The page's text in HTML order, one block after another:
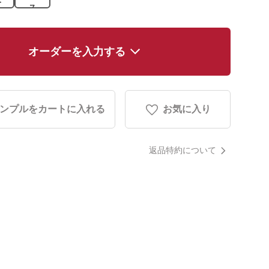
ス
オーダーを入力する
プルをカートに入れる お気に入り
返品特約について